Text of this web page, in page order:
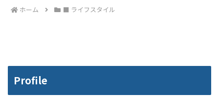
ホーム ■ ライフスタイル
Profile